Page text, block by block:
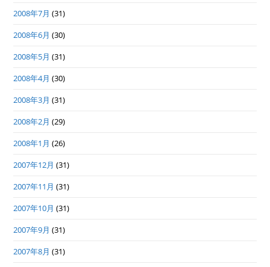
2008年7月 (31)
2008年6月 (30)
2008年5月 (31)
2008年4月 (30)
2008年3月 (31)
2008年2月 (29)
2008年1月 (26)
2007年12月 (31)
2007年11月 (31)
2007年10月 (31)
2007年9月 (31)
2007年8月 (31)